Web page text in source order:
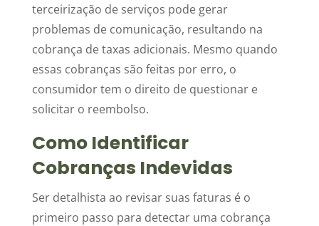
terceirização de serviços pode gerar
problemas de comunicação, resultando na
cobrança de taxas adicionais. Mesmo quando
essas cobranças são feitas por erro, o
consumidor tem o direito de questionar e
solicitar o reembolso.
Como Identificar
Cobranças Indevidas
Ser detalhista ao revisar suas faturas é o
primeiro passo para detectar uma cobrança